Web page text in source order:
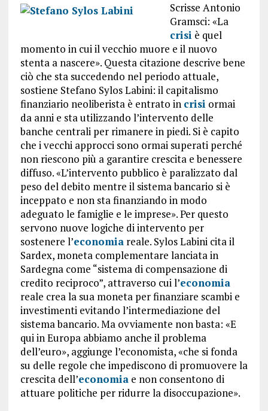
Scrisse Antonio
Gramsci: «La
crisi è quel
momento in cui il vecchio muore e il nuovo
stenta a nascere». Questa citazione descrive bene
ciò che sta succedendo nel periodo attuale,
sostiene Stefano Sylos Labini: il capitalismo
finanziario neoliberista è entrato in crisi ormai
da anni e sta utilizzando l’intervento delle
banche centrali per rimanere in piedi. Si è capito
che i vecchi approcci sono ormai superati perché
non riescono più a garantire crescita e benessere
diffuso. «L’intervento pubblico è paralizzato dal
peso del debito mentre il sistema bancario si è
inceppato e non sta finanziando in modo
adeguato le famiglie e le imprese». Per questo
servono nuove logiche di intervento per
sostenere l’economiareale. Sylos Labini cita il
Sardex, moneta complementare lanciata in
Sardegna come “sistema di compensazione di
credito reciproco”, attraverso cui l’economia
reale crea la sua moneta per finanziare scambi e
investimenti evitando l’intermediazione del
sistema bancario. Ma ovviamente non basta: «E
qui in Europa abbiamo anche il problema
dell’euro», aggiunge l’economista, «che si fonda
su delle regole che impediscono di promuovere la
crescita dell’economiae non consentono di
attuare politiche per ridurre la disoccupazione».